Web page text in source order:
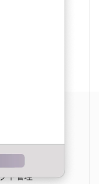
ト管理